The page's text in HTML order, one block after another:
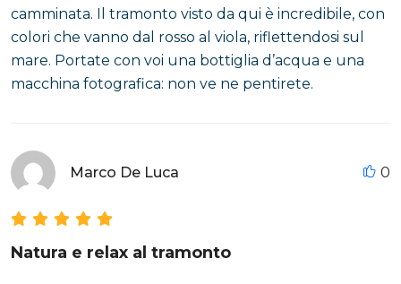
camminata. Il tramonto visto da qui è incredibile, con
colori che vanno dal rosso al viola, riflettendosi sul
mare. Portate con voi una bottiglia d’acqua e una
macchina fotografica: non ve ne pentirete.
Marco De Luca 0
Natura e relax al tramonto